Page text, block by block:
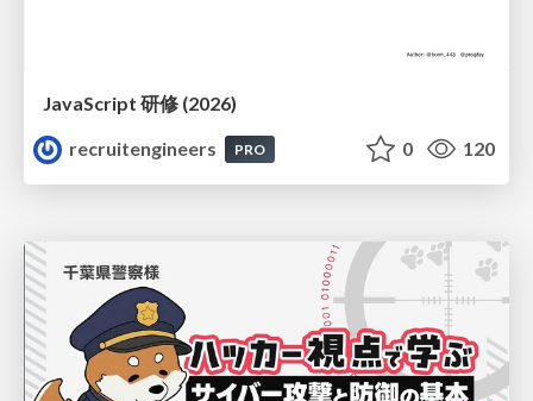
JavaScript 研修 (2026)
recruitengineers
PRO 0 120